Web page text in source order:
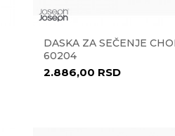
DASKA ZA SEČENJE
60204
2.886,00 RSD